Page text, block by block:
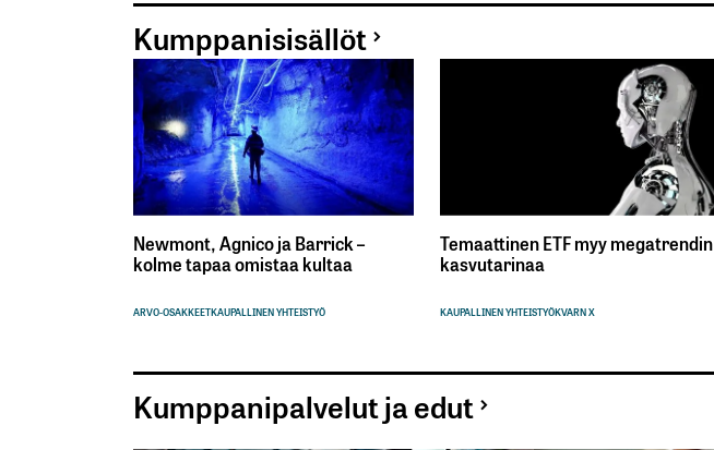
Kumppanisisällöt
Newmont, Agnico ja Barrick –
kolme tapaa omistaa kultaa
ARVO-OSAKKEETKAUPALLINEN YHTEISTYÖ
Temaattinen ETF myy megatrendin
kasvutarinaa
KAUPALLINEN YHTEISTYÖKVARN X
Kumppanipalvelut ja edut